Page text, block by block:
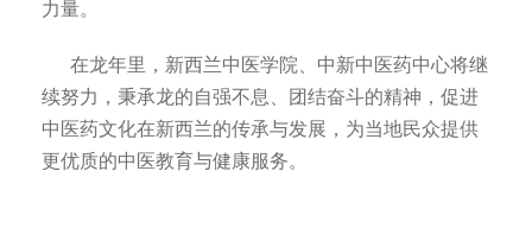
力量。
在龙年里，新西兰中医学院、中新中医药中心将继
续努力，秉承龙的自强不息、团结奋斗的精神，促进
中医药文化在新西兰的传承与发展，为当地民众提供
更优质的中医教育与健康服务。